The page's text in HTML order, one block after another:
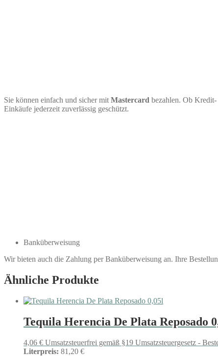
Sie können einfach und sicher mit Mastercard bezahlen. Ob Kredit-
Einkäufe jederzeit zuverlässig geschützt.
Banküberweisung
Wir bieten auch die Zahlung per Banküberweisung an. Ihre
Ähnliche Produkte
Tequila Herencia De Plata Reposado
4,06 € Umsatzsteuerfrei gemäß §19 Umsatzsteuergesetz -
Literpreis: 81,20 €